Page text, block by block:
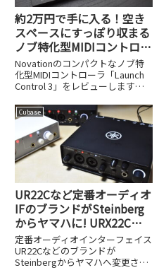
約2万円で手に入る！空き
スペースにすっぽり収まる
ノブ特化型MIDIコントロー
ラ、Novation Launch
Control 3
Novationのコンパクトなノブ特
化型MIDIコントローラ「Launch
Control 3」をレビューします。
ースに収まるサイズ感を紹介しま
す。
Cubase
UR22Cなど定番オーディオ
IFのブランドがSteinberg
からヤマハに! URX22Cや
UR22MK3など品番も変更
定番オーディオインターフェイス
UR22Cなどのブランドが
Steinbergからヤマハへ変更され